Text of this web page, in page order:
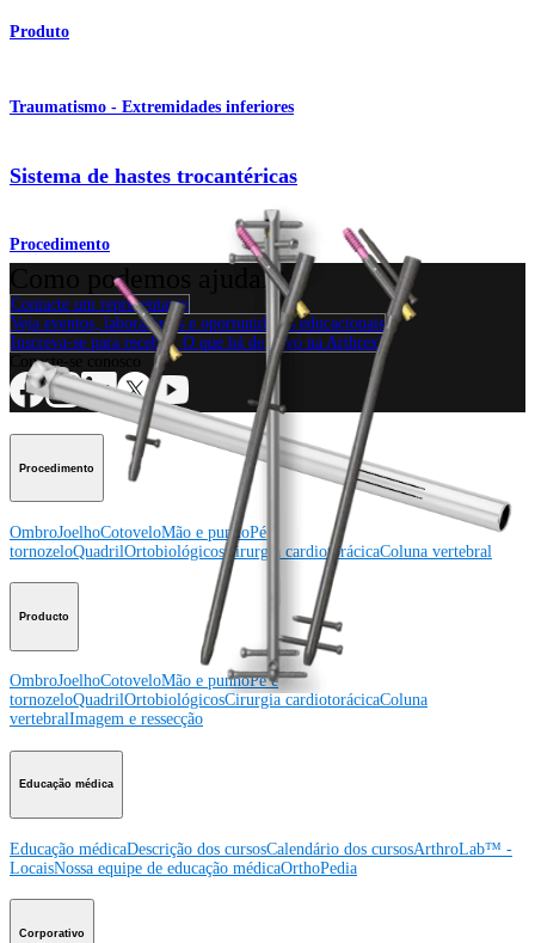
Produto
Traumatismo - Extremidades inferiores
Sistema de hastes trocantéricas
Procedimento
Como podemos ajudar?
Contacte um representante
Veja eventos, laboratórios e oportunidades educacionais
Inscreva-se para receber: O que há de novo na Arthrex?
Conecte-se conosco
Procedimento
OmbroJoelhoCotoveloMão e punhoPé e
tornozeloQuadrilOrtobiológicosCirurgia cardiotorácicaColuna vertebral
Producto
OmbroJoelhoCotoveloMão e punhoPé e
tornozeloQuadrilOrtobiológicosCirurgia cardiotorácicaColuna
vertebralImagem e ressecção
Educação médica
Educação médicaDescrição dos cursosCalendário dos cursosArthroLab™ -
LocaisNossa equipe de educação médicaOrthoPedia
Corporativo